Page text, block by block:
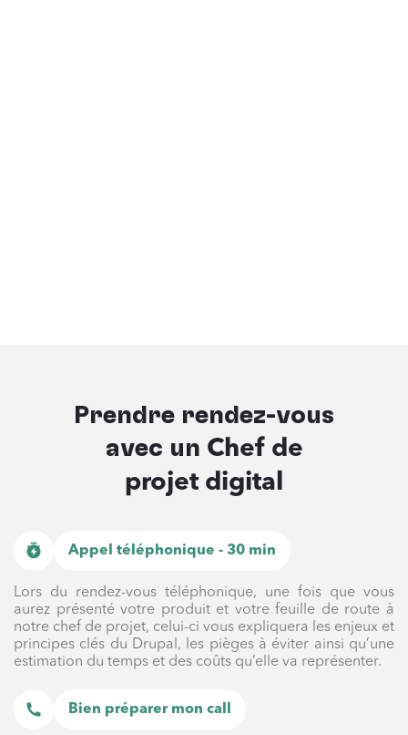
Prendre rendez-vous
avec un Chef de
projet digital
Appel téléphonique - 30 min
Lors du rendez-vous téléphonique, une fois que vous
aurez présenté votre produit et votre feuille de route à
notre chef de projet, celui-ci vous expliquera les enjeux et
principes clés du Drupal, les pièges à éviter ainsi qu’une
estimation du temps et des coûts qu’elle va représenter.
Bien préparer mon call